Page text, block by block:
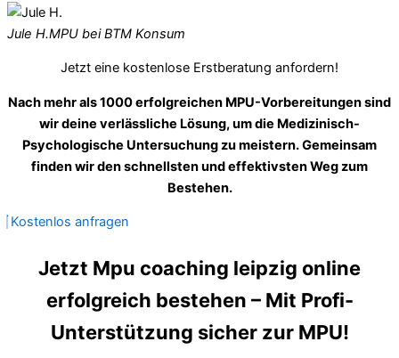
Jule H.MPU bei BTM Konsum
Jetzt eine kostenlose Erstberatung anfordern!
Nach mehr als 1000 erfolgreichen MPU-Vorbereitungen sind
wir deine verlässliche Lösung, um die Medizinisch-
Psychologische Untersuchung zu meistern. Gemeinsam
finden wir den schnellsten und effektivsten Weg zum
Bestehen.
Kostenlos anfragen
Jetzt Mpu coaching leipzig online
erfolgreich bestehen – Mit Profi-
Unterstützung sicher zur MPU!